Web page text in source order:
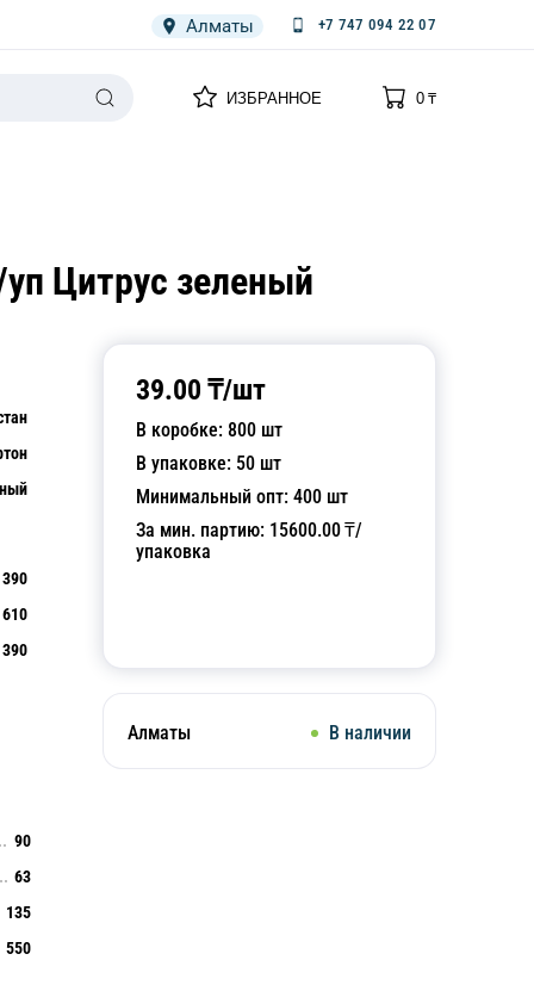
Алматы +7 747 094 22 07
ИЗБРАННОЕ
0
0₸
Цитрус зеленый
39.00 ₸/шт
В коробке: 800 шт
В упаковке: 50 шт
Минимальный опт: 400 шт
За мин. партию: 15600.00₸/
упаковка
Алматы В наличии
390
610
390
90
63
135
550